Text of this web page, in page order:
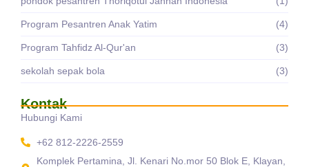
Program Pesantren Anak Yatim (4)
Program Tahfidz Al-Qur'an (3)
sekolah sepak bola (3)
Kontak
Hubungi Kami
+62 812-2226-2559
Komplek Pertamina, Jl. Kenari No.mor 50 Blok E, Klayan,